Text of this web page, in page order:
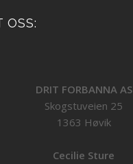
OSS:
DRIT FORBANNA AS
Skogstuveien 25
1363 Høvik
Cecilie Sture